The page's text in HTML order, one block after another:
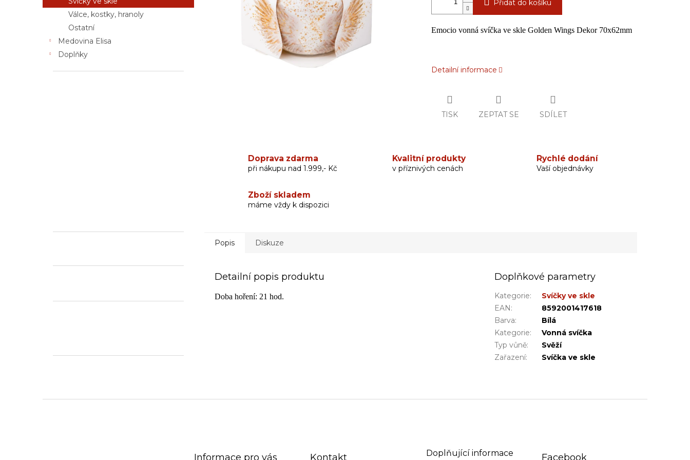
n
Válce, kostky, hranoly
Ostatní
Medovina Elisa
Doplňky
Přidat do košíku
Emocio vonná svíčka ve skle Golden Wings Dekor 70x62mm
Detailní informace
TISK ZEPTAT SE SDÍLET
Doprava zdarma
při nákupu nad 1.999,- Kč
Kvalitní produkty
v příznivých cenách
Rychlé dodání
Vaší objednávky
Zboží skladem
máme vždy k dispozici
Popis Diskuze
Detailní popis produktu
Doba hoření: 21 hod.
Doplňkové parametry
Kategorie:
Svíčky ve skle
EAN:
8592001417618
Barva:
Bílá
Kategorie:
Vonná svíčka
Typ vůně:
Svěží
Zařazení: Svíčka ve skle
Informace pro vás Kontakt Doplňující informace Facebook